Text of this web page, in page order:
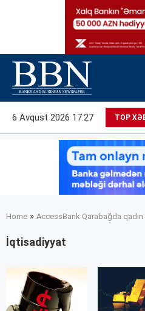
6 Avqust 2026 17:27 TOP
Home » AccessBank Qarabağda
İqtisadiyyat